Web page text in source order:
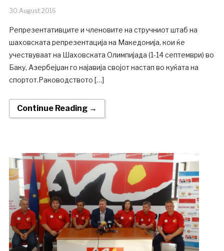
30.August.2016
Репрезентативците и членовите на стручниот штаб на
шаховската репрезентација на Македонија, кои ќе
учествуваат на Шаховската Олимпијада (1-14 септември) во
Баку, Азербејџан го најавија својот настап во куќата на
спортот.Раководството […]
Continue Reading →